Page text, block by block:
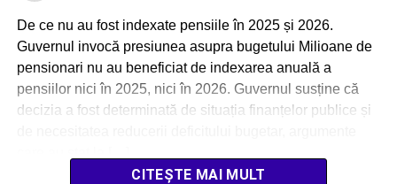
De ce nu au fost indexate pensiile în 2025 și 2026.
Guvernul invocă presiunea asupra bugetului Milioane de
pensionari nu au beneficiat de indexarea anuală a
pensiilor nici în 2025, nici în 2026. Guvernul susține că
decizia a fost determinată de situația finanțelor publice și
CITEȘTE MAI MULT